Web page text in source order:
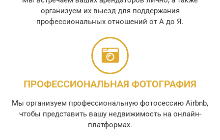
организуем их выезд для поддержания
профессиональных отношений от А до Я.
ПРОФЕССИОНАЛЬНАЯ ФОТОГРАФИЯ
Мы организуем профессиональную фотосессию Airbnb,
чтобы представить вашу недвижимость на онлайн-
платформах.